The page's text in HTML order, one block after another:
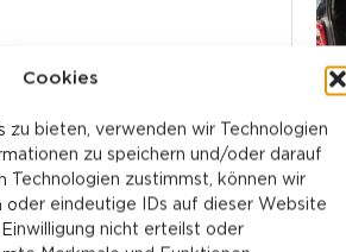
Cookies
zu bieten, verwenden wir Technologien
zu speichern und/oder darauf
Technologien zustimmst, können wir
oder eindeutige IDs auf dieser Website
nicht erteilst oder